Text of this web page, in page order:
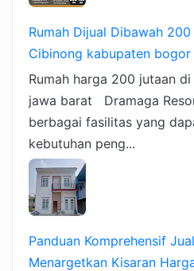
Rumah Dijual Dibawah
Cibinong kabupaten
Rumah harga 200 jutaan
jawa barat Dramaga
berbagai fasilitas yang
kebutuhan peng...
Panduan Komprehensif
Menargetkan Kisaran